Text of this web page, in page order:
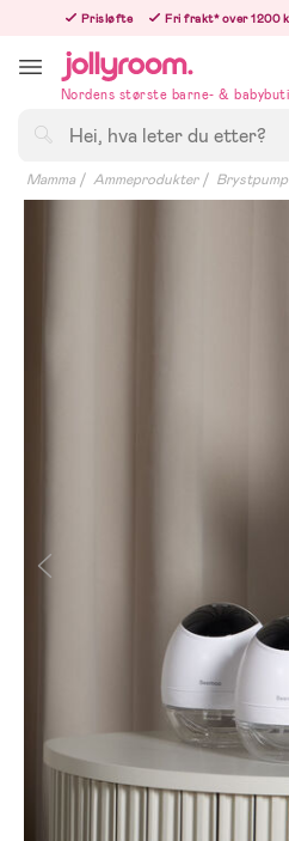
innehållet
Prisløfte Fri frakt* over 1200
Nordens største barne- &
Mamma Ammeprodukter